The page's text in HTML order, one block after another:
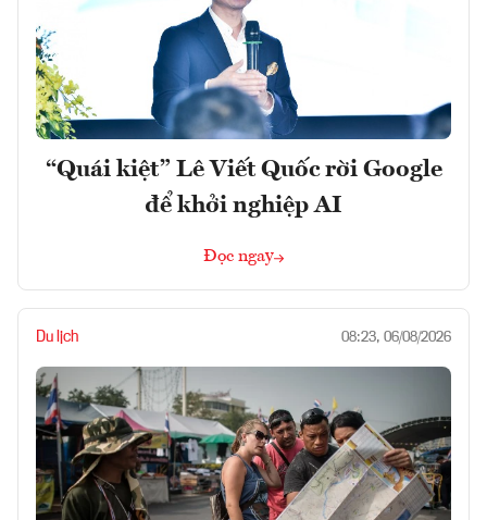
“Quái kiệt” Lê Viết Quốc rời Google
để khởi nghiệp AI
Đọc ngay
Du lịch 08:23, 06/08/2026